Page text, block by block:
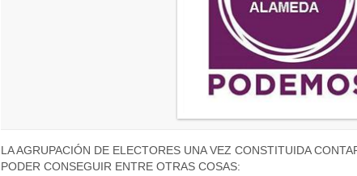
LA AGRUPACIÓN DE ELECTORES UNA VEZ CONSTITUIDA
PODER CONSEGUIR ENTRE OTRAS COSAS: